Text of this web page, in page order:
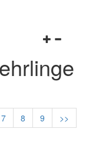
und
schließen
7 8 9
>>